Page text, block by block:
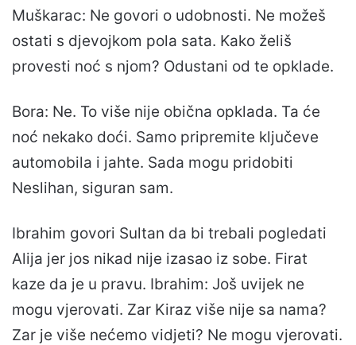
Muškarac: Ne govori o udobnosti. Ne možeš
ostati s djevojkom pola sata. Kako želiš
provesti noć s njom? Odustani od te opklade.
Bora: Ne. To više nije obična opklada. Ta će
noć nekako doći. Samo pripremite ključeve
automobila i jahte. Sada mogu pridobiti
Neslihan, siguran sam.
Ibrahim govori Sultan da bi trebali pogledati
Alija jer jos nikad nije izasao iz sobe. Firat
kaze da je u pravu. Ibrahim: Još uvijek ne
mogu vjerovati. Zar Kiraz više nije sa nama?
Zar je više nećemo vidjeti? Ne mogu vjerovati.